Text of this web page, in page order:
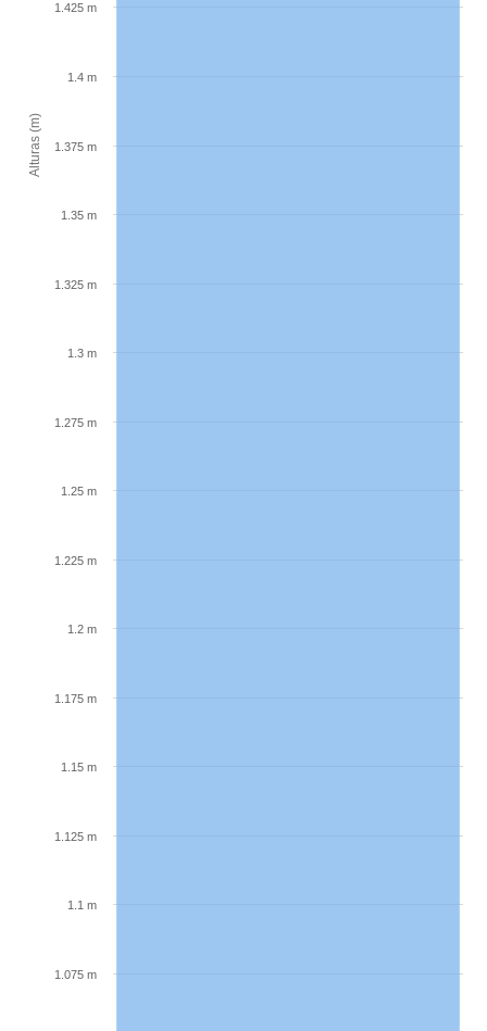
Alturas (m)
1.075 m
1.1 m
1.125 m
1.15 m
1.175 m
1.2 m
1.225 m
1.25 m
1.275 m
1.3 m
1.325 m
1.35 m
1.375 m
1.4 m
1.425 m